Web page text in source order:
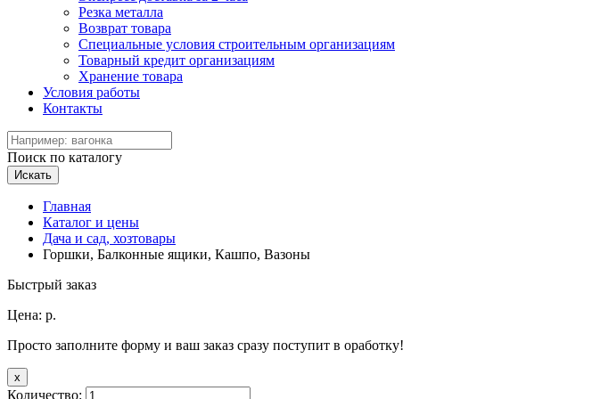
Резка металла
Возврат товара
Специальные условия строительным организациям
Товарный кредит организациям
Хранение товара
Условия работы
Контакты
Поиск по каталогу
Искать
Главная
Каталог и цены
Дача и сад, хозтовары
Горшки, Балконные ящики, Кашпо, Вазоны
Быстрый заказ
Цена: р.
Просто заполните форму и ваш заказ сразу поступит в оработку!
x
Количество: